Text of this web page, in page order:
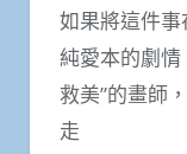
如果將這件
純愛本的劇情
救美”的畫師
走